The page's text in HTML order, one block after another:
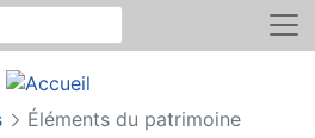
site
Éléments du patrimoine